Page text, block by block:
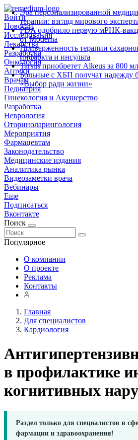
Войти
Новости
Исследования
Лекарства
Разработка
Онкология
Аптеки
Врачам
Педиатрия
Гинекология и Акушерство
Разработка
Неврология
Оториноларингология
Мероприятия
Фармацевтам
Законодательство
Медицинские издания
Аналитика рынка
Видеозаметки врача
Вебинары
Еще
Подписаться
Вконтакте
Поиск
Популярное
Эра персонализированной
терапии: взгляд мирового
FDA одобрило первую
от Moderna
Приверженность терапии
инфаркта и инсульта
Tarsus приобретет Alkeus за 800
Больные с ХБП получат надежду
«Выбор ради жизни»
О компании
О проекте
Реклама
Контакты
Главная
Для специалистов
Кардиология
в профилактике
когнитивных
Раздел только для специалистов в
фармации и здравоохранения!